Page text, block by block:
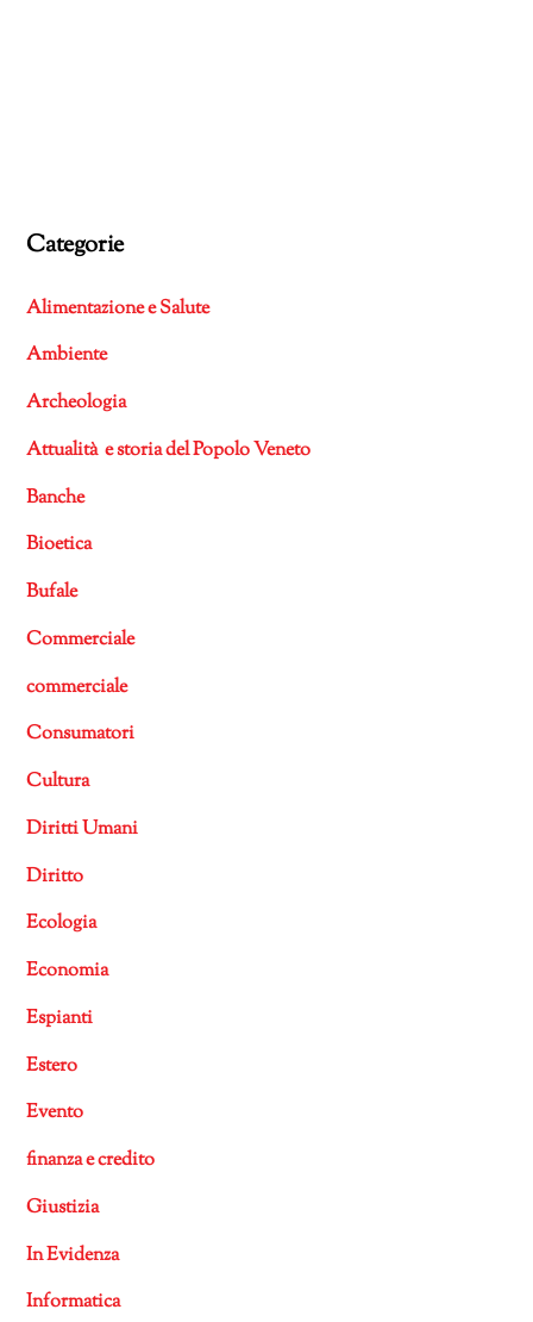
Categorie
Alimentazione e Salute
Ambiente
Archeologia
Attualità e storia del Popolo Veneto
Banche
Bioetica
Bufale
Commerciale
commerciale
Consumatori
Cultura
Diritti Umani
Diritto
Ecologia
Economia
Espianti
Estero
Evento
finanza e credito
Giustizia
In Evidenza
Informatica